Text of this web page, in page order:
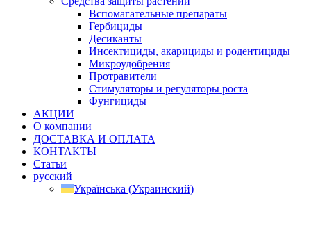
Вспомагательные препараты
Гербициды
Десиканты
Инсектициды, акарициды и родентициды
Микроудобрения
Протравители
Стимуляторы и регуляторы роста
Фунгициды
АКЦИИ
О компании
ДОСТАВКА И ОПЛАТА
КОНТАКТЫ
Статьи
русский
Українська (Украинский)